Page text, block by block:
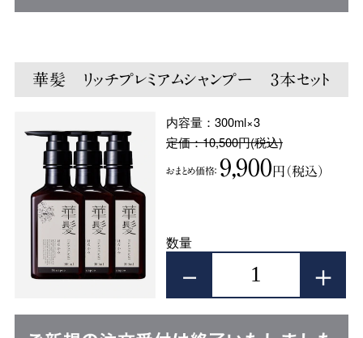
華髪 リッチプレミアムシャンプー 3本セット
内容量：300ml×3
定価：10,500円(税込)
おまとめ価格： 9,900円（税込）
数量